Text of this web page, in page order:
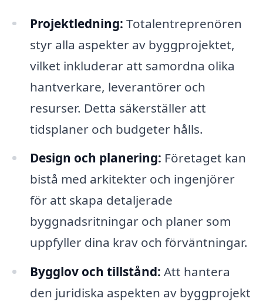
Projektledning: Totalentreprenören
styr alla aspekter av byggprojektet,
vilket inkluderar att samordna olika
hantverkare, leverantörer och
resurser. Detta säkerställer att
tidsplaner och budgeter hålls.
Design och planering: Företaget kan
bistå med arkitekter och ingenjörer
för att skapa detaljerade
byggnadsritningar och planer som
uppfyller dina krav och förväntningar.
Bygglov och tillstånd: Att hantera
den juridiska aspekten av byggprojekt